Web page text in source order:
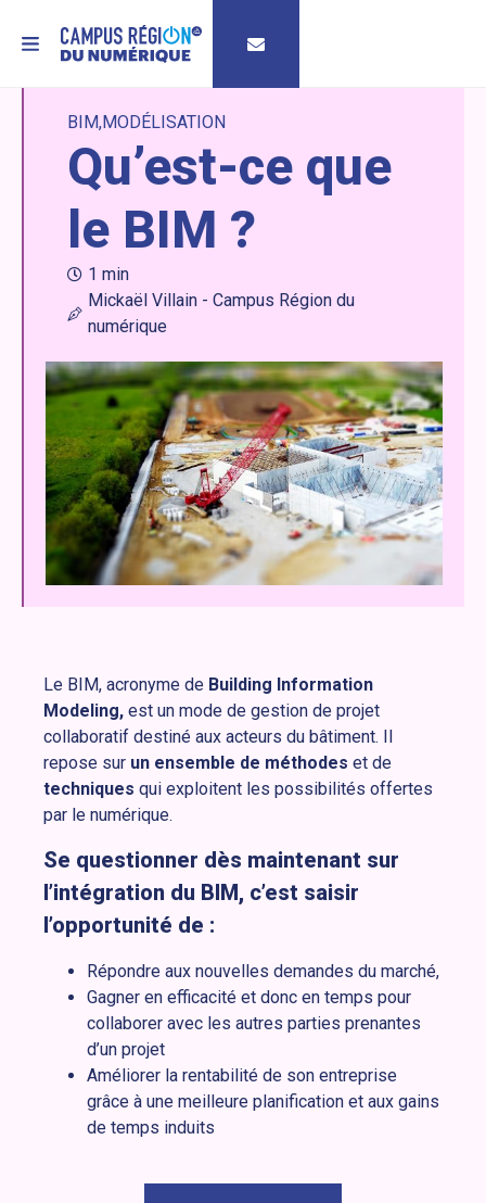
MENU
BIM MODÉLISATION
Qu’est-ce que
le BIM ?
1 min
Mickaël Villain - Campus Région du
numérique
Le BIM, acronyme de Building Information
Modeling, est un mode de gestion de projet
collaboratif destiné aux acteurs du bâtiment. Il
repose sur un ensemble de méthodes et de
techniques qui exploitent les possibilités offertes
par le numérique.
Se questionner dès maintenant sur
l’intégration du BIM, c’est saisir
l’opportunité de :
Répondre aux nouvelles demandes du marché,
Gagner en efficacité et donc en temps pour
collaborer avec les autres parties prenantes
d’un projet
Améliorer la rentabilité de son entreprise
grâce à une meilleure planification et aux gains
de temps induits